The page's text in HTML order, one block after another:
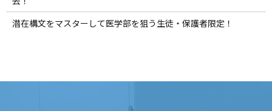
潜在構文をマスターして医学部を狙う生徒・保護者限定！